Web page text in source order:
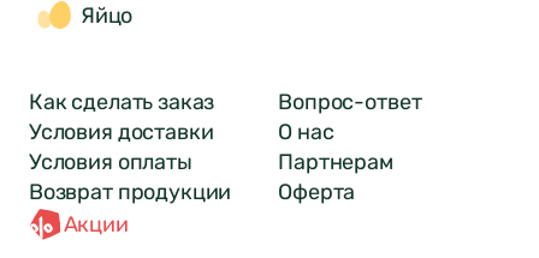
Яйцо
Как сделать заказ
Условия доставки
Условия оплаты
Возврат продукции
Акции
Вопрос-ответ
О нас
Партнерам
Оферта